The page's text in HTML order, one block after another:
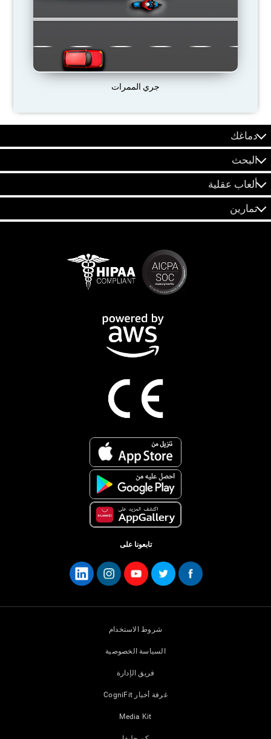
جري الممرات
دماغك
البحث
ألعاب عقلية
تمارين
تابعونا على
شروط الاستخدام
السياسة الخصوصية
فريق الإدارة
غرفة أخبار CogniFit
Media Kit